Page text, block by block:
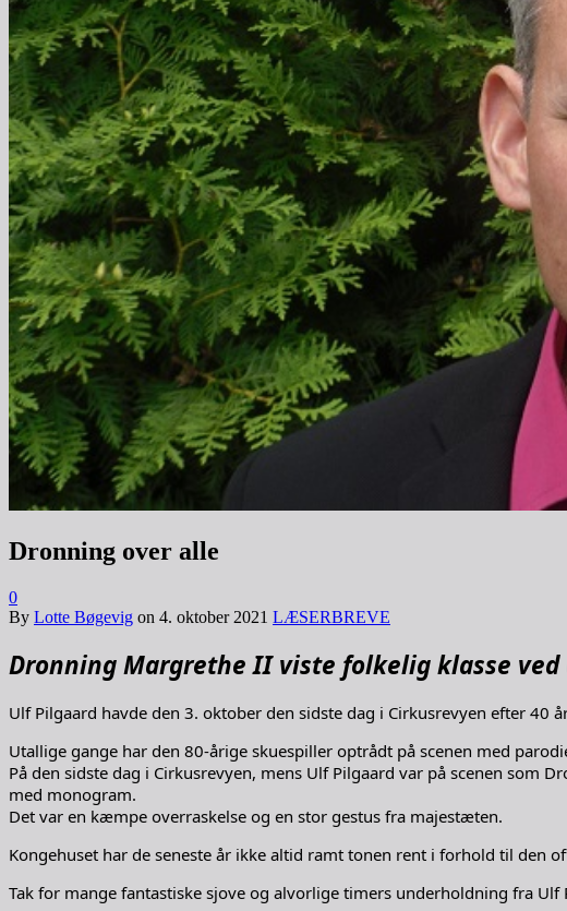
Dronning over alle
0
By Lotte Bøgevig on 4. oktober 2021 LÆSERBREVE
Dronning Margrethe II viste folkelig klasse ved
Ulf Pilgaard havde den 3. oktober den sidste dag i Cirkusrevyen efter 40
Utallige gange har den 80-årige skuespiller optrådt på scenen med
På den sidste dag i Cirkusrevyen, mens Ulf Pilgaard var på scenen
med monogram.
Det var en kæmpe overraskelse og en stor gestus fra majestæten.
Kongehuset har de seneste år ikke altid ramt tonen rent i forhold til den
Tak for mange fantastiske sjove og alvorlige timers underholdning fra